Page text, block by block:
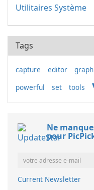
Utilitaires Système
Tags
capture editor
powerful
set tools
Ne
pour
Current Newsletter